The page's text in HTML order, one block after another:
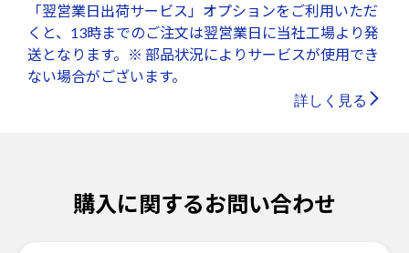
「翌営業日出荷サービス」オプションをご利用いただ
くと、13時までのご注文は翌営業日に当社工場より発
送となります。※ 部品状況によりサービスが使用でき
ない場合がございます。
詳しく見る
購入に関するお問い合わせ